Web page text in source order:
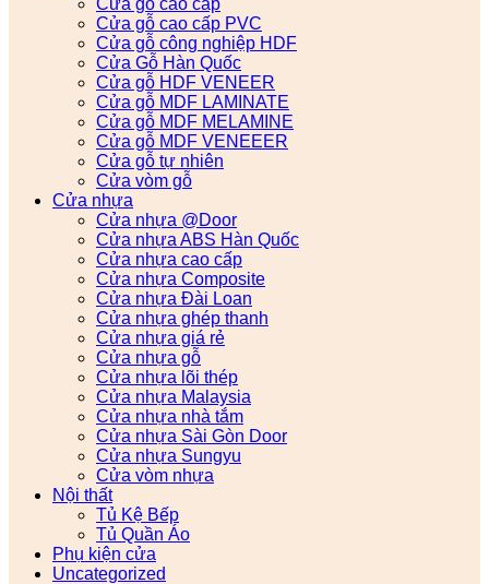
Cửa gỗ cao cấp
Cửa gỗ cao cấp PVC
Cửa gỗ công nghiệp HDF
Cửa Gỗ Hàn Quốc
Cửa gỗ HDF VENEER
Cửa gỗ MDF LAMINATE
Cửa gỗ MDF MELAMINE
Cửa gỗ MDF VENEEER
Cửa gỗ tự nhiên
Cửa vòm gỗ
Cửa nhựa
Cửa nhựa @Door
Cửa nhựa ABS Hàn Quốc
Cửa nhựa cao cấp
Cửa nhựa Composite
Cửa nhựa Đài Loan
Cửa nhựa ghép thanh
Cửa nhựa giá rẻ
Cửa nhựa gỗ
Cửa nhựa lõi thép
Cửa nhựa Malaysia
Cửa nhựa nhà tắm
Cửa nhựa Sài Gòn Door
Cửa nhựa Sungyu
Cửa vòm nhựa
Nội thất
Tủ Kệ Bếp
Tủ Quần Áo
Phụ kiện cửa
Uncategorized